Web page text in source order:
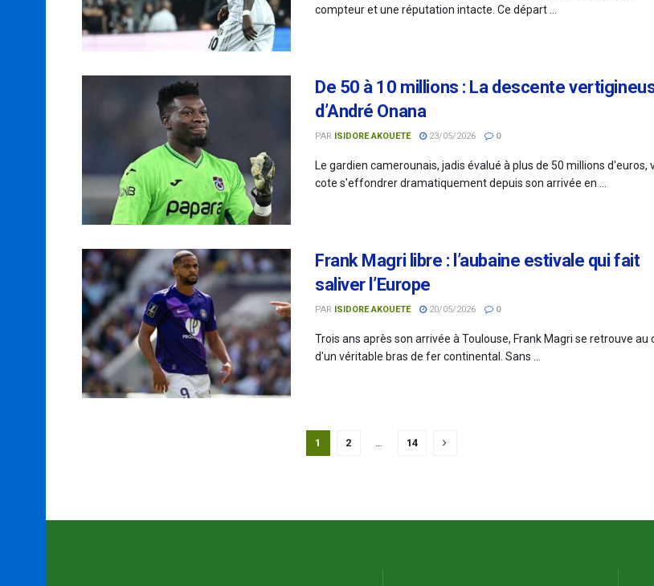
compteur et une réputation intacte. Ce départ ...
De 50 à 10 millions : La descente
d’André Onana
PAR ISIDORE AKOUETE 23/05/2026 0
Le gardien camerounais, jadis évalué à plus de 50 millions d'euros,
cote s'effondrer dramatiquement depuis son arrivée en ...
Frank Magri libre : l’aubaine estivale qui fait
saliver l’Europe
PAR ISIDORE AKOUETE 20/05/2026 0
Trois ans après son arrivée à Toulouse, Frank Magri se retrouve
d'un véritable bras de fer continental. Sans ...
1 2 14